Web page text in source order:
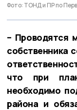
Фото: ТОНД и ПР по
– Проводятся
собственника
что при
необходимо
района и